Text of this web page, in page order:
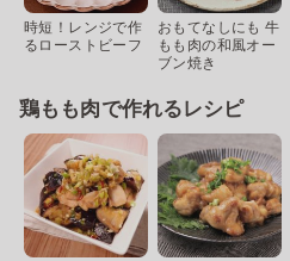
時短！レンジで作
るローストビーフ
おもてなしにも 牛
もも肉の和風オー
ブン焼き
鶏もも肉で作れるレシピ